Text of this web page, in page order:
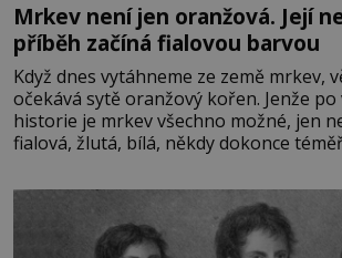
Mrkev není jen oranžová. Její
příběh začíná fialovou barvou
Když dnes vytáhneme ze země mrkev,
očekává sytě oranžový kořen. Jenže po
historie je mrkev všechno možné, jen
fialová, žlutá, bílá, někdy dokonce
bez které si českou zahradu ani